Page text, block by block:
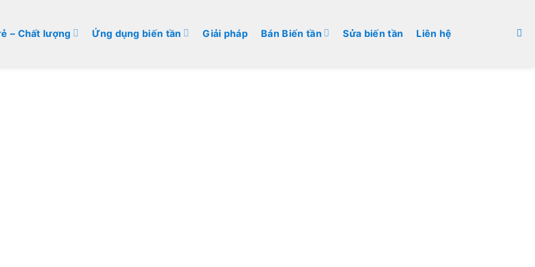
– Chất lượng Ứng dụng biến tần Giải pháp Bán Biến tần Sửa biến tần Liên hệ